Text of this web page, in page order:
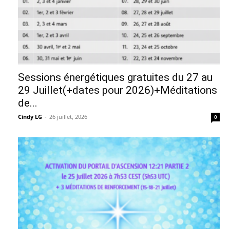
Sessions énergétiques gratuites du 27 au
29 Juillet(+dates pour 2026)+Méditations
de...
Cindy LG - 26 juillet, 2026 0